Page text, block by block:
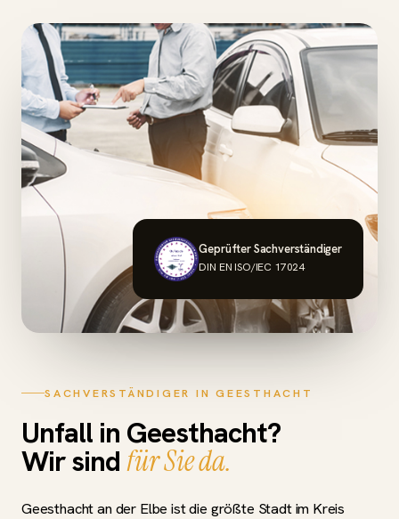
Geprüfter Sachverständiger
DIN EN ISO/IEC 17024
SACHVERSTÄNDIGER IN GEESTHACHT
Unfall in Geesthacht?
Wir sindfür Sie da.
Geesthacht an der Elbe ist die größte Stadt im Kreis